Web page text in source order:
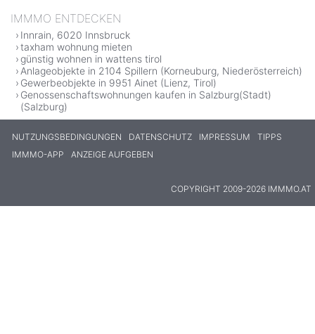
IMMMO ENTDECKEN
Innrain, 6020 Innsbruck
taxham wohnung mieten
günstig wohnen in wattens tirol
Anlageobjekte in 2104 Spillern (Korneuburg, Niederösterreich)
Gewerbeobjekte in 9951 Ainet (Lienz, Tirol)
Genossenschaftswohnungen kaufen in Salzburg(Stadt)
(Salzburg)
NUTZUNGSBEDINGUNGEN DATENSCHUTZ IMPRESSUM
TIPPS
IMMMO-APP
ANZEIGE AUFGEBEN
COPYRIGHT 2009-2026 IMMMO.AT